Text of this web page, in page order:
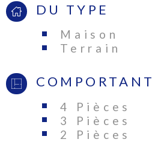
DU TYPE
Maison
Terrain
COMPORTANT
4 Pièces
3 Pièces
2 Pièces